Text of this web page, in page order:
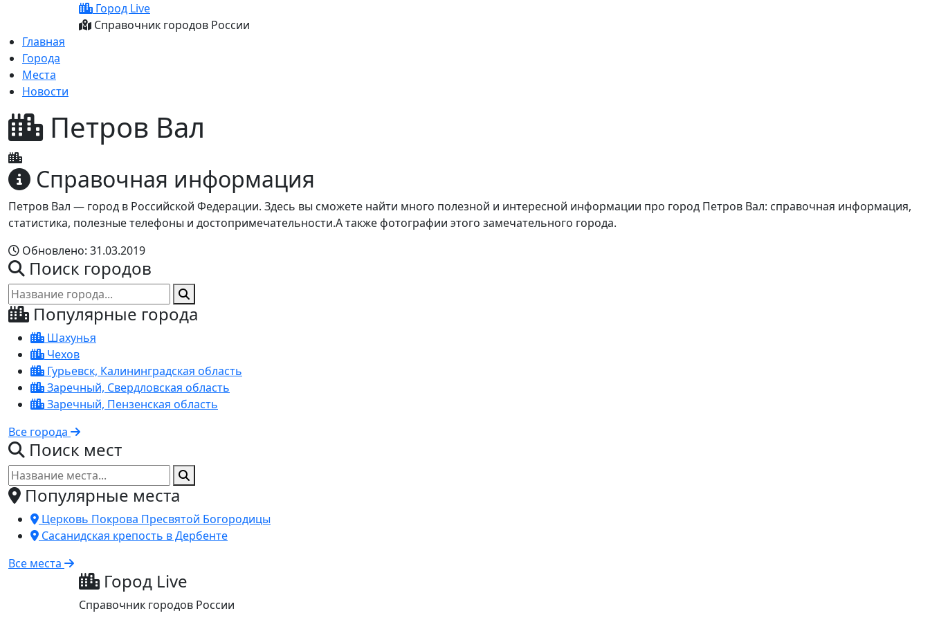
Город Live
Справочник городов России
Главная
Города
Места
Новости
Петров Вал
Справочная информация
Петров Вал — город в Российской Федерации. Здесь вы сможете найти много полезной и интересной информации про город Петров Вал: справочная информация,
статистика, полезные телефоны и достопримечательности.А также фотографии этого замечательного города.
Обновлено: 31.03.2019
Поиск городов
Популярные города
Шахунья
Чехов
Гурьевск, Калининградская область
Заречный, Свердловская область
Заречный, Пензенская область
Все города
Поиск мест
Популярные места
Церковь Покрова Пресвятой Богородицы
Сасанидская крепость в Дербенте
Все места
Город Live
Справочник городов России